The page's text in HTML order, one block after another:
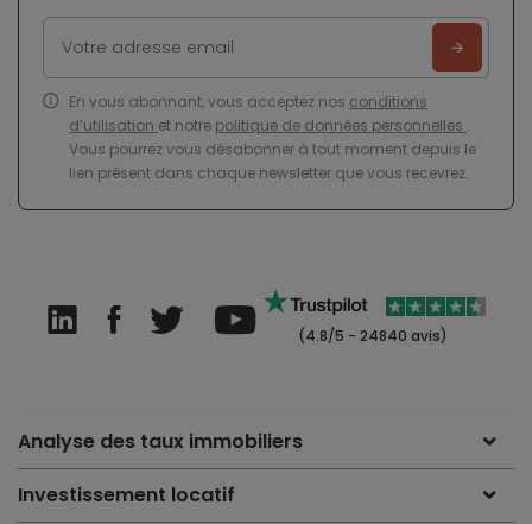
En vous abonnant, vous acceptez nos conditions
d’utilisation et notre politique de données personnelles .
Vous pourrez vous désabonner à tout moment depuis le
lien présent dans chaque newsletter que vous recevrez.
(4.8/5 - 24840 avis)
Analyse des taux immobiliers
Investissement locatif